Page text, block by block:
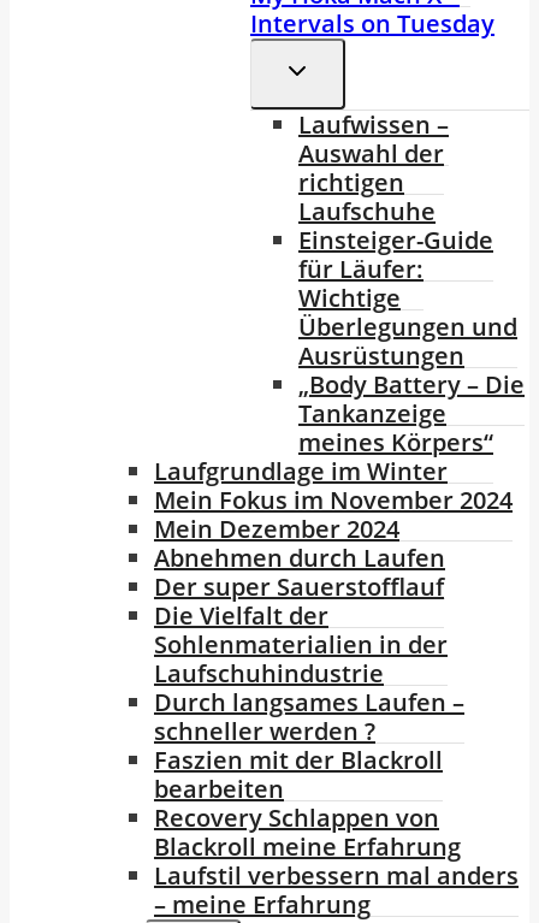
Intervals on Tuesday
Untermenü
Laufwissen –
Auswahl der
richtigen
Laufschuhe
Einsteiger-Guide
für Läufer:
Wichtige
Überlegungen und
Ausrüstungen
„Body Battery – Die
Tankanzeige
meines Körpers“
Laufgrundlage im Winter
Mein Fokus im November 2024
Mein Dezember 2024
Abnehmen durch Laufen
Der super Sauerstofflauf
Die Vielfalt der
Sohlenmaterialien in der
Laufschuhindustrie
Durch langsames Laufen –
schneller werden ?
Faszien mit der Blackroll
bearbeiten
Recovery Schlappen von
Blackroll meine Erfahrung
Laufstil verbessern mal anders
– meine Erfahrung